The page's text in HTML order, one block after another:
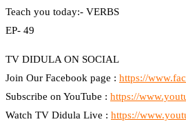
Teach you today:- VERBS
EP- 49
TV DIDULA ON SOCIAL
Join Our Facebook page : https://
Subscribe on YouTube : https://
Watch TV Didula Live : https://